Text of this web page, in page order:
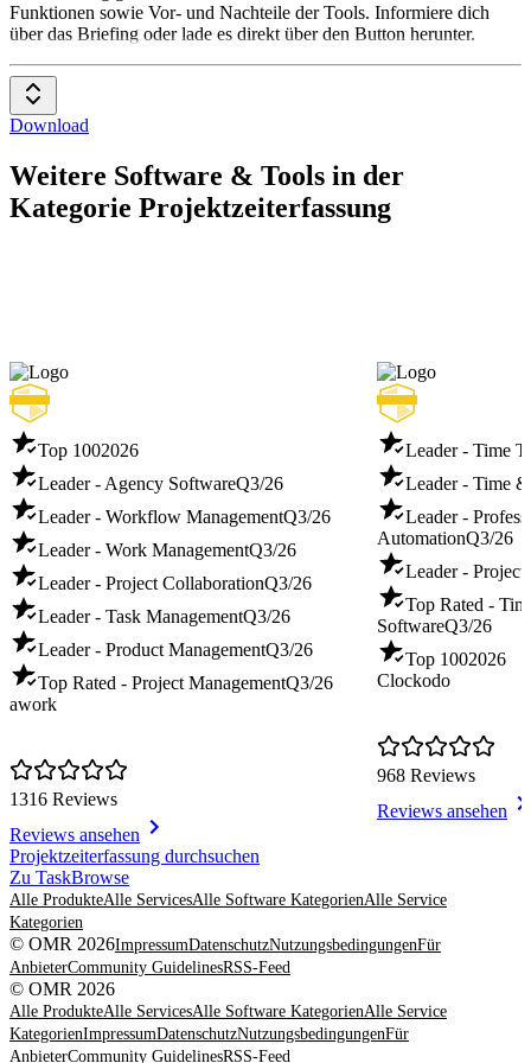
Funktionen sowie Vor- und Nachteile der Tools. Informiere dich
über das Briefing oder lade es direkt über den Button herunter.
Download
Weitere Software & Tools in der
Kategorie Projektzeiterfassung
Top 1002026
Leader - Agency SoftwareQ3/26
Leader - Workflow ManagementQ3/26
Leader - Work ManagementQ3/26
Leader - Project CollaborationQ3/26
Leader - Task ManagementQ3/26
Leader - Product ManagementQ3/26
Top Rated - Project ManagementQ3/26
awork
1316 Reviews
Reviews ansehen
Leader - Time
Leader - Time
Leader -
AutomationQ3/26
Leader -
Top Rated -
SoftwareQ3/26
Top 1002026
Clockodo
968 Reviews
Reviews ansehen
Item
1
of
8
Projektzeiterfassung durchsuchen
Zu TaskBrowse
Alle ProdukteAlle ServicesAlle Software KategorienAlle Service
Kategorien
© OMR 2026ImpressumDatenschutzNutzungsbedingungenFür
AnbieterCommunity GuidelinesRSS-Feed
© OMR 2026
Alle ProdukteAlle ServicesAlle Software KategorienAlle Service
KategorienImpressumDatenschutzNutzungsbedingungenFür
AnbieterCommunity GuidelinesRSS-Feed